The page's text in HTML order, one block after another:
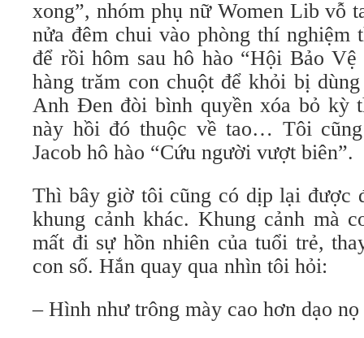
xong”, nhóm phụ nữ Women Lib vỗ
nửa đêm chui vào phòng thí nghiệm
để rồi hôm sau hô hào “Hội Bảo
hàng trăm con chuột để khỏi bị
Anh Đen đòi bình quyền xóa bỏ kỳ
này hồi đó thuộc về tao… Tôi
Jacob hô hào “Cứu người vượt biên”.
Thì bây giờ tôi cũng có dịp lại được
khung cảnh khác. Khung cảnh mà
mất đi sự hồn nhiên của tuổi trẻ,
con số. Hắn quay qua nhìn tôi hỏi:
– Hình như trông mày cao hơn dạo